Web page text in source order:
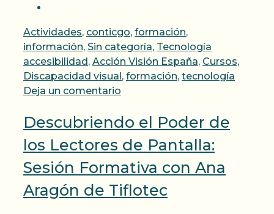
Categorías
Actividades, conticgo, formación,
información, Sin categoría, Tecnología
accesibilidad, Acción Visión España, Cursos,
Discapacidad visual, formación, tecnología
Deja un comentario
Descubriendo el Poder de
los Lectores de Pantalla:
Sesión Formativa con Ana
Aragón de Tiflotec